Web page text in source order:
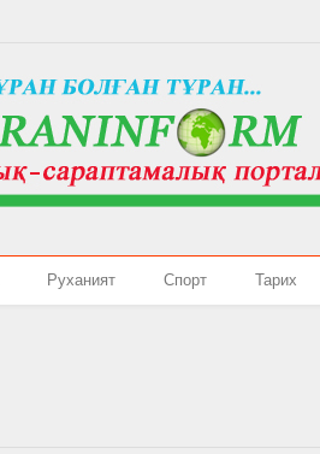
Руханият Спорт Тарих